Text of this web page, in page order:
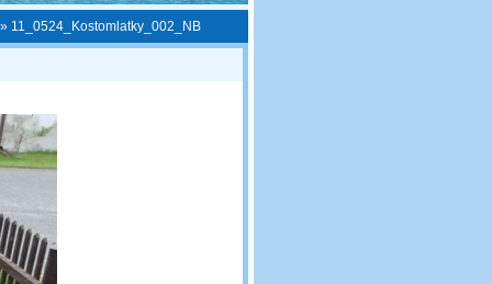
» 11_0524_Kostomlatky_002_NB